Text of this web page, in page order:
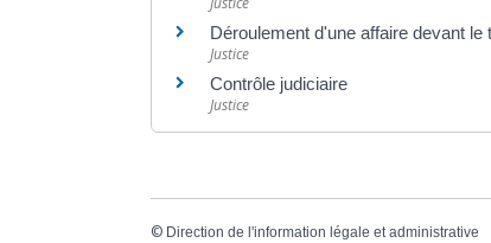
Déroulement d'une affaire devant le
Justice
Contrôle judiciaire
Justice
© Direction de l'information légale et administrative